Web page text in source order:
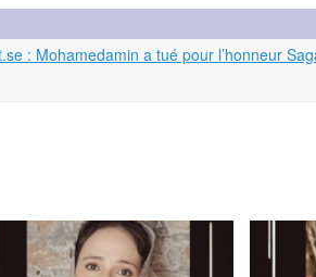
: Mohamedamin a tué pour l’honneur